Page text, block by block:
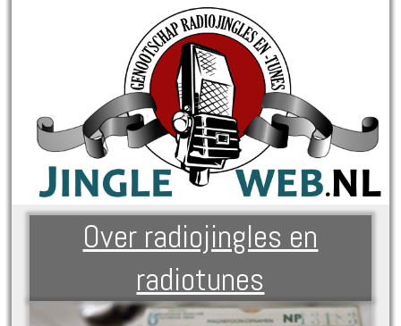
Over radiojingles en
radiotunes